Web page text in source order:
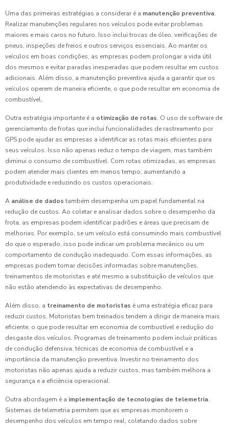
Uma das primeiras estratégias a considerar é a manutenção preventiva.
Realizar manutenções regulares nos veículos pode evitar problemas
maiores e mais caros no futuro. Isso inclui trocas de óleo, verificações de
pneus, inspeções de freios e outros serviços essenciais. Ao manter os
veículos em boas condições, as empresas podem prolongar a vida útil
dos mesmos e evitar paradas inesperadas que podem resultar em custos
adicionais. Além disso, a manutenção preventiva ajuda a garantir que os
veículos operem de maneira eficiente, o que pode resultar em economia de
combustível.
Outra estratégia importante é a otimização de rotas. O uso de software de
gerenciamento de frotas que inclui funcionalidades de rastreamento por
GPS pode ajudar as empresas a identificar as rotas mais eficientes para
seus veículos. Isso não apenas reduz o tempo de viagem, mas também
diminui o consumo de combustível. Com rotas otimizadas, as empresas
podem atender mais clientes em menos tempo, aumentando a
produtividade e reduzindo os custos operacionais.
A análise de dados também desempenha um papel fundamental na
redução de custos. Ao coletar e analisar dados sobre o desempenho da
frota, as empresas podem identificar padrões e áreas que precisam de
melhorias. Por exemplo, se um veículo está consumindo mais combustível
do que o esperado, isso pode indicar um problema mecânico ou um
comportamento de condução inadequado. Com essas informações, as
empresas podem tomar decisões informadas sobre manutenções,
treinamentos de motoristas e até mesmo a substituição de veículos que
não estão atendendo às expectativas de desempenho.
Além disso, a treinamento de motoristas é uma estratégia eficaz para
reduzir custos. Motoristas bem treinados tendem a dirigir de maneira mais
eficiente, o que pode resultar em economia de combustível e redução do
desgaste dos veículos. Programas de treinamento podem incluir práticas
de condução defensiva, técnicas de economia de combustível e a
importância da manutenção preventiva. Investir no treinamento dos
motoristas não apenas ajuda a reduzir custos, mas também melhora a
segurança e a eficiência operacional.
Outra abordagem é a implementação de tecnologias de telemetria.
Sistemas de telemetria permitem que as empresas monitorem o
desempenho dos veículos em tempo real, coletando dados sobre